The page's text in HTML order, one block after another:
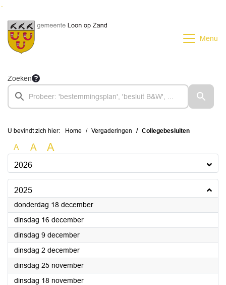
Menu
Zoeken
U bevindt zich hier: Home Vergaderingen Collegebesluiten
A A A
2026
2025
donderdag 18 december2025
dinsdag 16 december2025
dinsdag 9 december2025
dinsdag 2 december2025
dinsdag 25 november2025
dinsdag 18 november2025